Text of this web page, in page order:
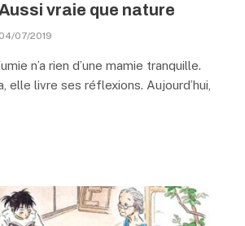
vraie que nature
04/07/2019
n’a rien d’une mamie tranquille.
elle livre ses réflexions. Aujourd’hui,